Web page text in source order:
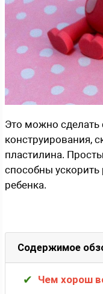
Это можно
конструирования,
пластилина.
способны
ребенка.
Содержимое
Чем хорош